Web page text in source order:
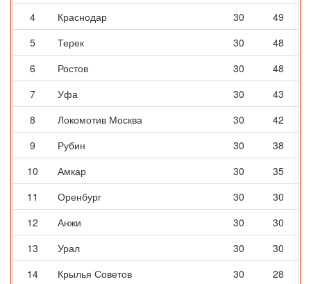
4
Краснодар 30
49
5
Терек 30
48
6
Ростов 30
48
7
Уфа 30
43
8
Локомотив Москва 30
42
9
Рубин 30
38
10
Амкар 30
35
11
Оренбург 30
30
12
Анжи 30
30
13
Урал 30
30
14
Крылья Советов 30
28